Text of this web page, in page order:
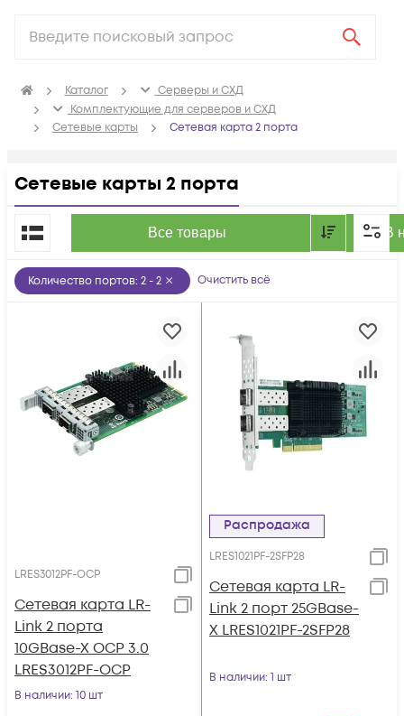
Каталог
Серверы и СХД
Комплектующие для серверов и СХД
Сетевые карты
Cетевая карта 2 порта
Cетевые карты 2 порта
Все товары В
По популярности
Количество портов: 2 - 2 Очистить всё
LRES3012PF-OCP
Сетевая карта LR-
Link 2 порта
10GBase-X OCP 3.0
LRES3012PF-OCP
В наличии: 10 шт
Распродажа
LRES1021PF-2SFP28
Сетевая карта LR-
Link 2 порт 25GBase-
X LRES1021PF-2SFP28
В наличии: 1 шт